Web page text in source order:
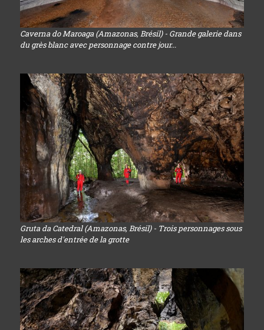
Caverna do Maroaga (Amazonas, Brésil) - Grande galerie dans
du grès blanc avec personnage contre jour...
Gruta da Catedral (Amazonas, Brésil) - Trois personnages sous
les arches d'entrée de la grotte